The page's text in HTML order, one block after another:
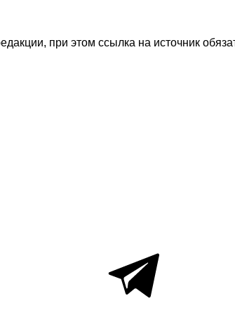
при этом ссылка на источник